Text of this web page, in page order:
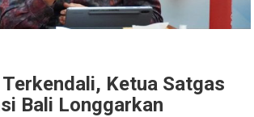
Ketua Satgas
Bali Longgarkan